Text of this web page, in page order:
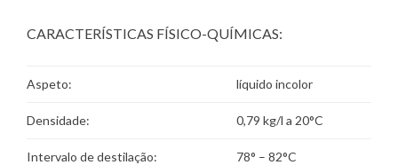
CARACTERÍSTICAS FÍSICO-QUÍMICAS:
Aspeto: líquido incolor
Densidade: 0,79 kg/l a 20°C
Intervalo de destilação: 78° – 82°C